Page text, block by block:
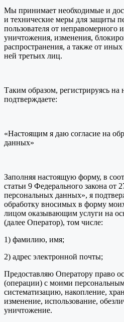
Мы принимает необходимые и
и технические меры для защиты
пользователя от неправомерного
уничтожения, изменения,
распространения, а также от
ней третьих лиц.
Таким образом, регистрируясь
подтверждаете:
«Настоящим я даю согласие на
данных»
Заполняя настоящую форму, в
статьи 9 Федерального закона
персональных данных», я
обработку вносимых в форму
лицом оказывающим услуги на
(далее Оператор), том числе:
1) фамилию, имя;
2) адрес электронной почты;
Предоставляю Оператору право
(операции) с моими
систематизацию, накопление,
изменение, использование,
уничтожение.